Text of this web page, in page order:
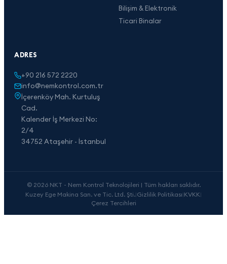
Bilişim & Elektronik
Ticari Binalar
ADRES
+90 216 572 2220
info@nemkontrol.com.tr
İçerenköy Mah. Kurtuluş
Cad.
Kalender İş Merkezi No:
2/4
34752 Ataşehir - İstanbul
© 2026 NKT - Nem Kontrol Teknolojileri | Tüm hakları saklıdır.
Kuzey Ege Makina San. ve Tic. Ltd. Şti.|Gizlilik Politikası|KVKK|
Çerez Tercihleri